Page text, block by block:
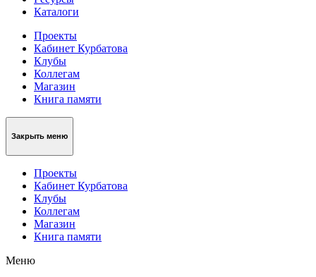
Каталоги
Проекты
Кабинет Курбатова
Клубы
Коллегам
Магазин
Книга памяти
Закрыть меню
Проекты
Кабинет Курбатова
Клубы
Коллегам
Магазин
Книга памяти
Меню